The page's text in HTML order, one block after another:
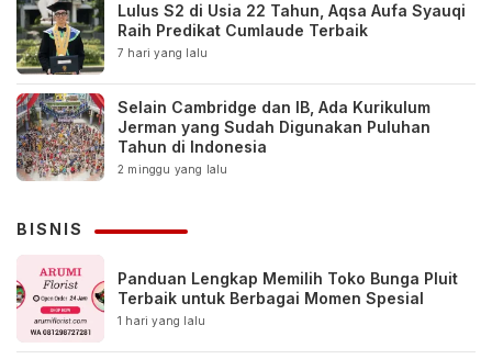
Lulus S2 di Usia 22 Tahun, Aqsa Aufa Syauqi
Raih Predikat Cumlaude Terbaik
7 hari yang lalu
Selain Cambridge dan IB, Ada Kurikulum
Jerman yang Sudah Digunakan Puluhan
Tahun di Indonesia
2 minggu yang lalu
BISNIS
Panduan Lengkap Memilih Toko Bunga Pluit
Terbaik untuk Berbagai Momen Spesial
1 hari yang lalu